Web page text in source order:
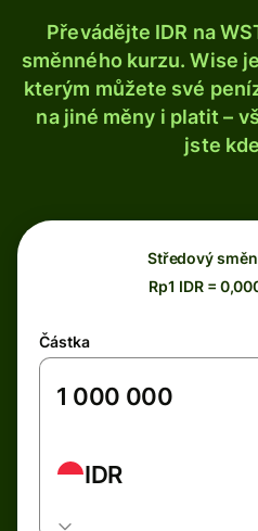
Převádějte IDR na
směnného kurzu. Wise
kterým můžete své
na jiné měny i platit –
jste
Středový
Rp1 IDR =
Částka
IDR